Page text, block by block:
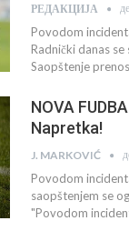
РЕДАКЦИЈА
Povodom
Radnički danas
Saopštenje
NOVA
Napretka!
J. MARKOVIĆ
Povodom
saopštenjem se
"Povodom